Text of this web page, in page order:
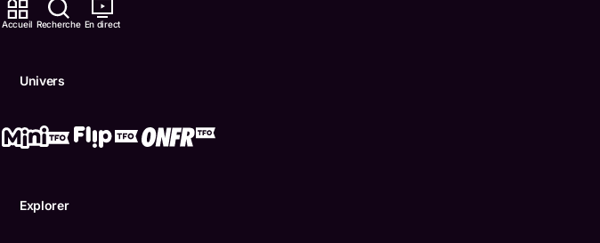
Accueil Recherche En direct
Univers
Explorer
ONFR
Conditions d'utilisation